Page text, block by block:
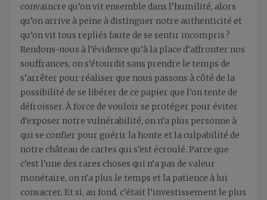
convaincre qu’on vit ensemble dans l’humilité, alors
qu’on arrive à peine à distinguer notre authenticité et
qu’on vit tous repliés faute de se sentir incompris ?
Rendons-nous à l’évidence qu’à la place d’affronter nos
souffrances, on s’étourdit sans prendre le temps de
s’arrêter pour réaliser que nous passons à côté de la
possibilité de se libérer de ce papier que l’on tente de
défroisser. À force de vouloir se protéger pour éviter
d’exposer notre vulnérabilité, on n’a plus personne à
qui se confier pour guérir la honte et la culpabilité de
notre château de cartes qui s’est écroulé. Parce que
c’est l’une des rares choses qui n’a pas de valeur
monétaire, on n’a plus le temps et la patience à lui
consacrer. Et si, au fond, c’était l’investissement le plus